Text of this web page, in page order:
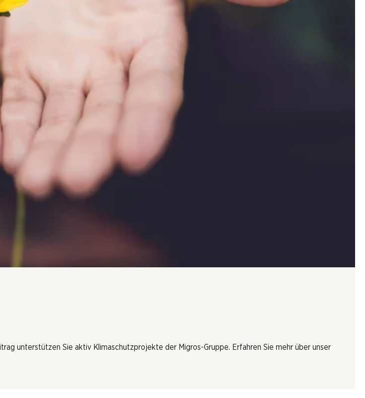
unterstützen Sie aktiv Klimaschutzprojekte der Migros-Gruppe. Erfahren Sie mehr über unser